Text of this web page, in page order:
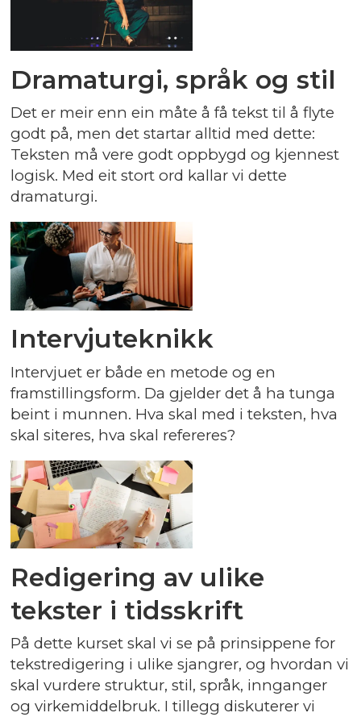
Dramaturgi, språk og stil
Det er meir enn ein måte å få tekst til å flyte
godt på, men det startar alltid med dette:
Teksten må vere godt oppbygd og kjennest
logisk. Med eit stort ord kallar vi dette
dramaturgi.
Intervjuteknikk
Intervjuet er både en metode og en
framstillingsform. Da gjelder det å ha tunga
beint i munnen. Hva skal med i teksten, hva
skal siteres, hva skal refereres?
Redigering av ulike
tekster i tidsskrift
På dette kurset skal vi se på prinsippene for
tekstredigering i ulike sjangrer, og hvordan vi
skal vurdere struktur, stil, språk, innganger
og virkemiddelbruk. I tillegg diskuterer vi